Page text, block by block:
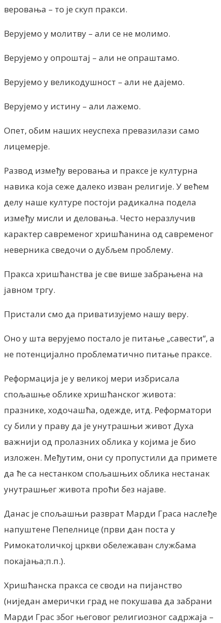
веровања – то је скуп пракси.
Верујемо у молитву – али се не молимо.
Верујемо у опроштај – али не опраштамо.
Верујемо у великодушност – али не дајемо.
Верујемо у истину – али лажемо.
Опет, обим наших неуспеха превазилази само
лицемерје.
Развод између веровања и праксе је културна
навика која сеже далеко изван религије. У већем
делу наше културе постоји радикална подела
између мисли и деловања. Често неразлучив
карактер савременог хришћанина од савременог
неверника сведочи о дубљем проблему.
Пракса хришћанства је све више забрањена на
јавном тргу.
Пристали смо да приватизујемо нашу веру.
Оно у шта верујемо постало је питање „савести“, а
не потенцијално проблематично питање праксе.
Реформација је у великој мери избрисала
спољашње облике хришћанског живота:
празнике, ходочашћа, одежде, итд. Реформатори
су били у праву да је унутрашњи живот Духа
важнији од пролазних облика у којима је био
изложен. Међутим, они су пропустили да примете
да ће са нестанком спољашњих облика нестанак
унутрашњег живота проћи без најаве.
Данас је спољашњи разврат Марди Граса наслеђе
напуштене Пепелнице (први дан поста у
Римокатоличкој цркви обележаван службама
покајања;п.п.).
Хришћанска пракса се своди на пијанство
(ниједан амерички град не покушава да забрани
Марди Грас због његовог религиозног садржаја –